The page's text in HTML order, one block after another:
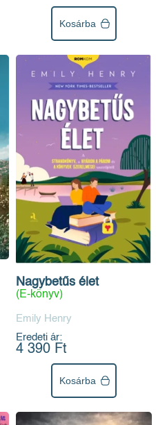
Kosárba
Nagybetűs élet
(E-könyv)
Emily Henry
Eredeti ár:
4 390 Ft
Kosárba